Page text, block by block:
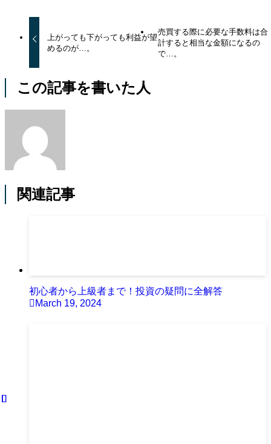
上がっても下がっても利益が望
めるのが…。
売買する際に必要な手数料は合
計すると相当な金額になるの
で…。
この記事を書いた人
関連記事
初心者から上級者まで！投資の疑問に全解答
March 19, 2024